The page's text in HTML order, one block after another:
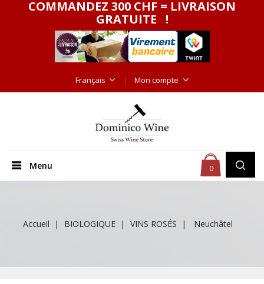
COMMANDEZ 300 CHF = LIVRAISON
GRATUITE !
Français Mon compte
0
Menu
Accueil BIOLOGIQUE VINS ROSÉS Neuchâtel